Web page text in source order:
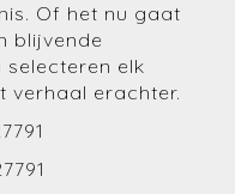
Of het nu gaat
blijvende
selecteren elk
verhaal erachter.